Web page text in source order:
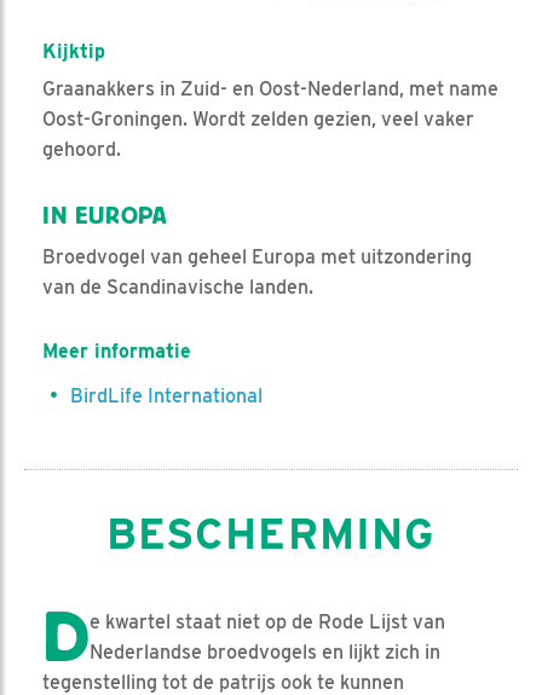
Kijktip
Graanakkers in Zuid- en Oost-Nederland, met name
Oost-Groningen. Wordt zelden gezien, veel vaker
gehoord.
IN EUROPA
Broedvogel van geheel Europa met uitzondering
van de Scandinavische landen.
Meer informatie
BirdLife International
BESCHERMING
De kwartel staat niet op de Rode Lijst van
Nederlandse broedvogels en lijkt zich in
tegenstelling tot de patrijs ook te kunnen